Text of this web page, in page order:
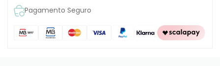
Pagamento Seguro